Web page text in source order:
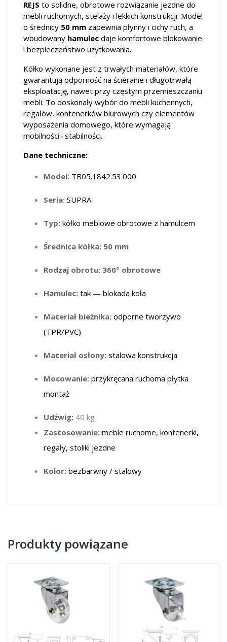
REJS to solidne, obrotowe rozwiązanie jezdne do
mebli ruchomych, stelaży i lekkich konstrukcji. Model
o średnicy 50 mm zapewnia płynny i cichy ruch, a
wbudowany hamulec daje komfortowe blokowanie
i bezpieczeństwo użytkowania.
Kółko wykonane jest z trwałych materiałów, które
gwarantują odporność na ścieranie i długotrwałą
eksploatację, nawet przy częstym przemieszczaniu
mebli. To doskonały wybór do mebli kuchennych,
regałów, kontenerków biurowych czy elementów
wyposażenia domowego, które wymagają
mobilności i stabilności.
Dane techniczne:
Model: TB05.1842.53.000
Seria: SUPRA
Typ: kółko meblowe obrotowe z hamulcem
Średnica kółka: 50 mm
Rodzaj obrotu: 360° obrotowe
Hamulec: tak — blokada koła
Materiał bieżnika: odporne tworzywo
(TPR/PVC)
Materiał osłony: stalowa konstrukcja
Mocowanie: przykręcana ruchoma płytka
montaż
Udźwig: 40 kg
Zastosowanie: meble ruchome, kontenerki,
regały, stoliki jezdne
Kolor: bezbarwny / stalowy
Produkty powiązane